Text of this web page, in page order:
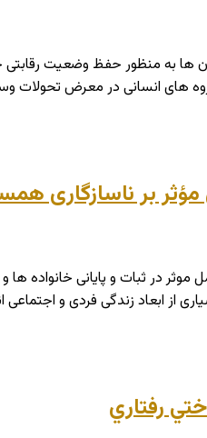
های انسانی در معرض تحولات
بر ناسازگاری
موثر در ثبات و پایانی
از ابعاد زندگی فردی و
رفتاري